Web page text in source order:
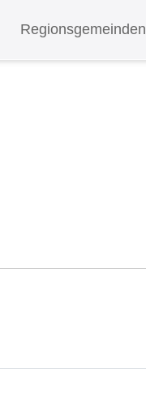
Regionsgemeinden